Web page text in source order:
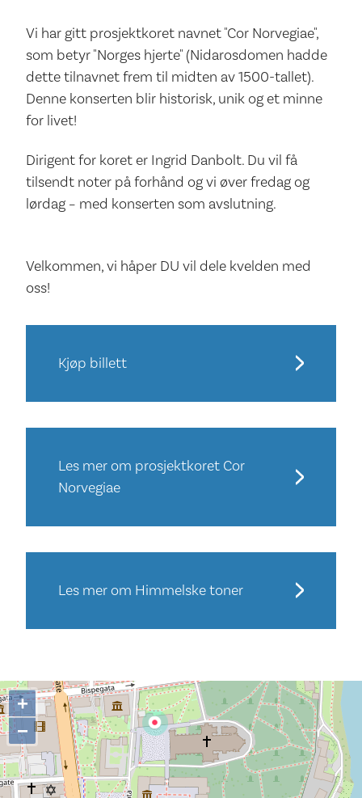
Vi har gitt prosjektkoret navnet "Cor Norvegiae",
som betyr "Norges hjerte" (Nidarosdomen hadde
dette tilnavnet frem til midten av 1500-tallet).
Denne konserten blir historisk, unik og et minne
for livet!
Dirigent for koret er Ingrid Danbolt. Du vil få
tilsendt noter på forhånd og vi øver fredag og
lørdag – med konserten som avslutning.
Velkommen, vi håper DU vil dele kvelden med
oss!
Kjøp billett
Les mer om prosjektkoret Cor
Norvegiae
Les mer om Himmelske toner
+
−